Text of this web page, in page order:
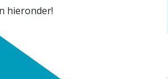
hieronder!